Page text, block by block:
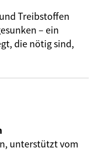
Treibstoffen
– ein
die nötig sind,
unterstützt vom